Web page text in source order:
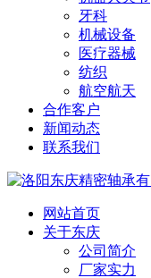
牙科
机械设备
医疗器械
纺织
航空航天
合作客户
新闻动态
联系我们
网站首页
关于东庆
公司简介
厂家实力